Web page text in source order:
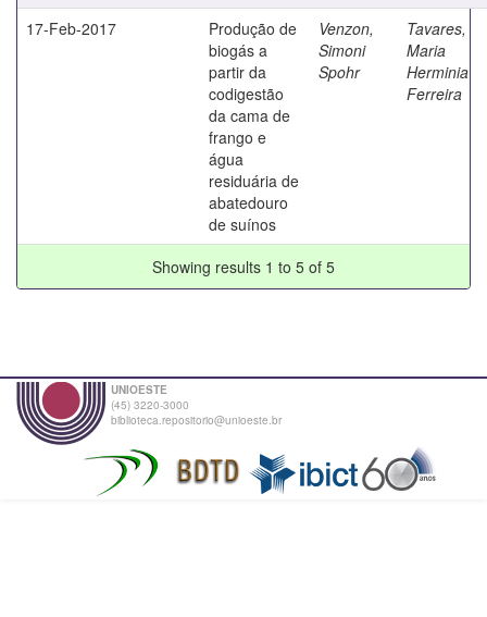
17-Feb-2017
Produção de
biogás a
partir da
codigestão
da cama de
frango e
água
residuária de
abatedouro
de suínos
Venzon,
Simoni
Spohr
Tavares,
Maria
Herminia
Ferreira
Showing results 1 to 5 of 5
UNIOESTE
(45) 3220-3000
biblioteca.repositorio@unioeste.br